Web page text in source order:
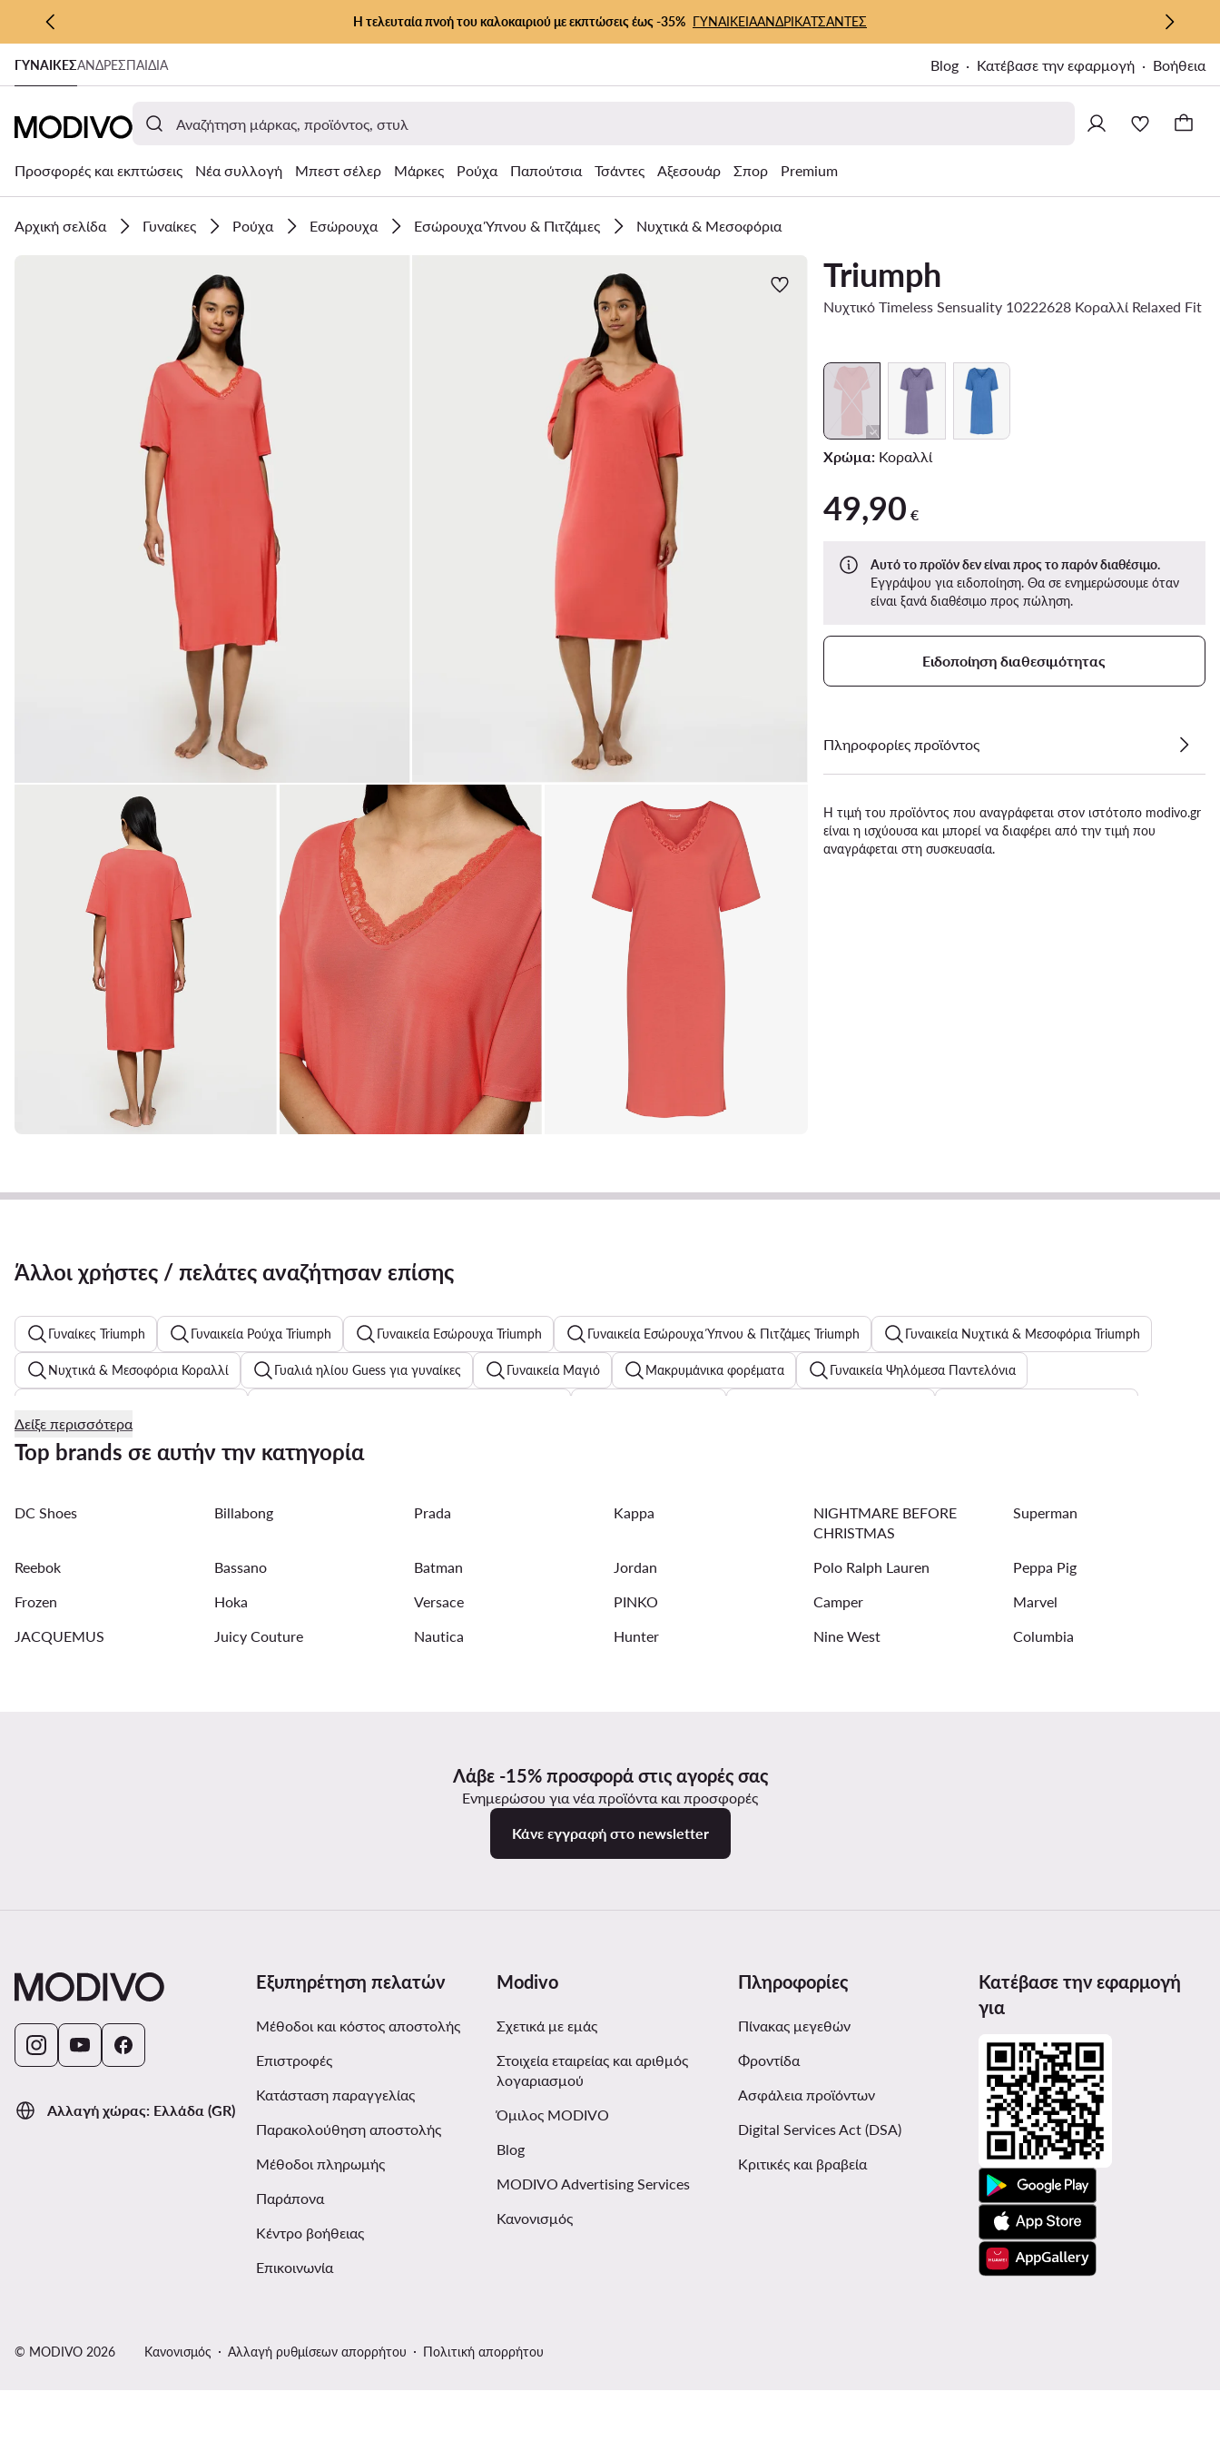
ΜΕΤΆΒΑΣΗ ΣΤΟ ΚΎΡΙΟ ΠΕΡΙΕΧΌΜΕΝΟ
ΜΕΤΆΒΑΣΗ ΣΤΗΝ ΑΝΑΖΉΤΗΣΗ
Η τελευταία πνοή του καλοκαιριού με εκπτώσεις έως -35% ΓΥΝΑΙΚΕΙΑΑΝΔΡΙΚΑΤΣΑΝΤΕΣ
ΓΥΝΑΊΚΕΣΑΝΔΡΕΣΠΑΙΔΙΑ Blog Κατέβασε την εφαρμογή Βοήθεια
Προσφορές και εκπτώσεις Νέα συλλογή Μπεστ σέλερ Μάρκες Ρούχα Παπούτσια Τσάντες Αξεσουάρ Σπορ Premium
Αρχική σελίδα Γυναίκες Ρούχα Εσώρουχα Εσώρουχα Ύπνου & Πιτζάμες Νυχτικά & Μεσοφόρια
Triumph
Νυχτικό Timeless Sensuality 10222628 Κοραλλί Relaxed Fit
Χρώμα:Κοραλλί
49,90 €
49,90 €
Αυτό το προϊόν δεν είναι προς το παρόν διαθέσιμο.
Εγγράψου για ειδοποίηση. Θα σε ενημερώσουμε όταν
είναι ξανά διαθέσιμο προς πώληση.
Ειδοποίηση διαθεσιμότητας
Πληροφορίες προϊόντος
Η τιμή του προϊόντος που αναγράφεται στον ιστότοπο modivo.gr
είναι η ισχύουσα και μπορεί να διαφέρει από την τιμή που
αναγράφεται στη συσκευασία.
Άλλοι χρήστες / πελάτες αναζήτησαν επίσης
Γυναίκες Triumph Γυναικεία Ρούχα Triumph Γυναικεία Εσώρουχα Triumph Γυναικεία Εσώρουχα Ύπνου & Πιτζάμες Triumph Γυναικεία Νυχτικά & Μεσοφόρια Triumph
Νυχτικά & Μεσοφόρια Κοραλλί Γυαλιά ηλίου Guess για γυναίκες Γυναικεία Μαγιό Μακρυμάνικα φορέματα Γυναικεία Ψηλόμεσα Παντελόνια
Παντελόνια Tommy Hilfiger για γυναίκες
Ανδρικά Τζιν Slim Fit Calvin Klein Jeans Γυναικεία σορτς ποδηλασίας Γυναικεία Αθλητικά Σακίδια Πλάτης Reebok Γυναικείες Καλοκαιρινές Πλατφόρμες
Δείξε περισσότερα
Top brands σε αυτήν την κατηγορία
DC Shoes Billabong Prada Kappa
NIGHTMARE BEFORE
CHRISTMAS
Superman
Reebok Bassano Batman Jordan Polo Ralph Lauren
Peppa Pig
Frozen
Hoka Versace PINKO Camper
Marvel
JACQUEMUS
Juicy Couture Nautica Hunter Nine West Columbia
Λάβε -15% προσφορά στις αγορές σας
Ενημερώσου για νέα προϊόντα και προσφορές
Κάνε εγγραφή στο newsletter
Αλλαγή χώρας: Ελλάδα (GR)
Εξυπηρέτηση πελατών
Μέθοδοι και κόστος αποστολής
Επιστροφές
Κατάσταση παραγγελίας
Παρακολούθηση αποστολής
Μέθοδοι πληρωμής
Παράπονα
Κέντρο βοήθειας
Επικοινωνία
Modivo
Σχετικά με εμάς
Στοιχεία εταιρείας και αριθμός
λογαριασμού
Όμιλος MODIVO
Blog
MODIVO Advertising Services
Κανονισμός
Πληροφορίες
Πίνακας μεγεθών
Φροντίδα
Ασφάλεια προϊόντων
Digital Services Act (DSA)
Κριτικές και βραβεία
Κατέβασε την εφαρμογή
για
© MODIVO 2026 Κανονισμός Αλλαγή ρυθμίσεων απορρήτου Πολιτική απορρήτου